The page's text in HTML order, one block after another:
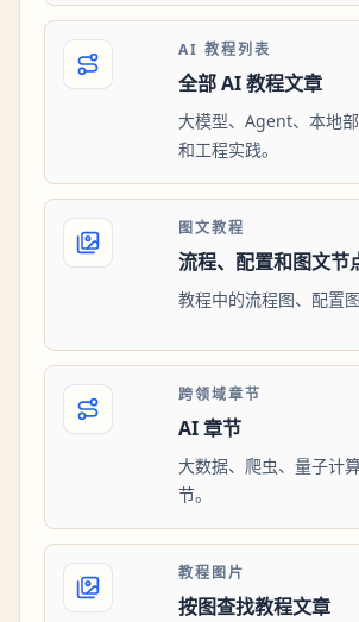
AI 教程列表
全部 AI 教程文章
大模型、Agent、本地
和工程实践。
图文教程
流程、配置和图文节
教程中的流程图、配置
跨领域章节
AI 章节
大数据、爬虫、量子计
节。
教程图片
按图查找教程文章